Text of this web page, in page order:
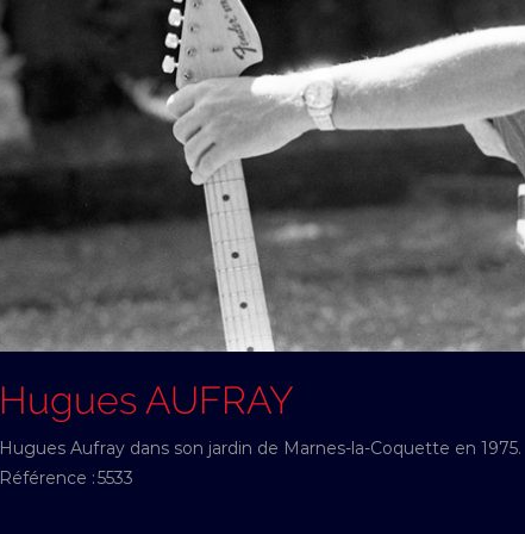
Hugues AUFRAY
Hugues Aufray dans son jardin de Marnes-la-Coquette en 1975.
Référence :5533